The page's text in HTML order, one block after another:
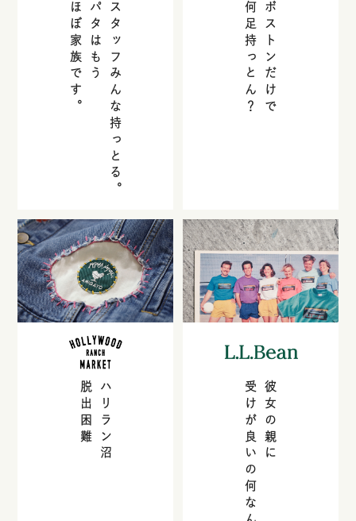
スタッフみんな持っとる。
パタはもう
ほぼ家族です。 ボストンだけで
何足持っとん？
ハリラン沼
脱出困難 彼女の親に
受けが良いの何なん